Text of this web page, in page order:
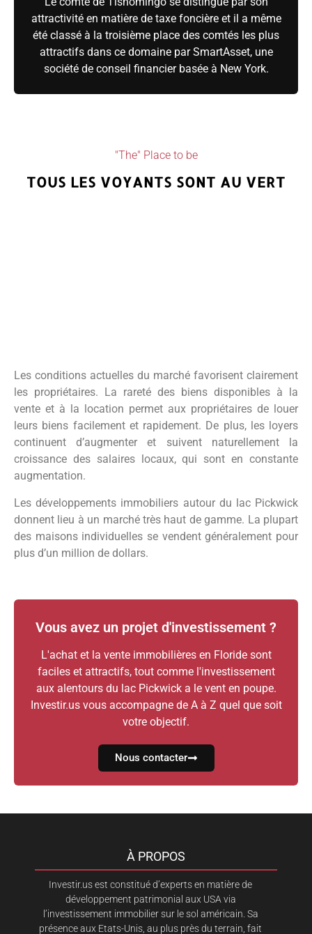
attractivité en matière de taxe foncière et il a même
été classé à la troisième place des comtés les plus
attractifs dans ce domaine par SmartAsset, une
société de conseil financier basée à New York.
"The" Place to be
TOUS LES VOYANTS SONT AU VERT
Les conditions actuelles du marché favorisent clairement
les propriétaires. La rareté des biens disponibles à la
vente et à la location permet aux propriétaires de louer
leurs biens facilement et rapidement. De plus, les loyers
continuent d’augmenter et suivent naturellement la
croissance des salaires locaux, qui sont en constante
augmentation.
Les développements immobiliers autour du lac Pickwick
donnent lieu à un marché très haut de gamme. La plupart
des maisons individuelles se vendent généralement pour
plus d’un million de dollars.
Vous avez un projet d'investissement ?
L'achat et la vente immobilières en Floride sont
faciles et attractifs, tout comme l'investissement
aux alentours du lac Pickwick a le vent en poupe.
Investir.us vous accompagne de A à Z quel que soit
votre objectif.
Nous contacter
À PROPOS
Investir.us est constitué d’experts en matière de
développement patrimonial aux USA via
l’investissement immobilier sur le sol américain. Sa
présence aux Etats-Unis, au plus près du terrain, fait